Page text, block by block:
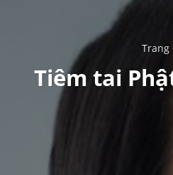
Trang
Tiêm tai